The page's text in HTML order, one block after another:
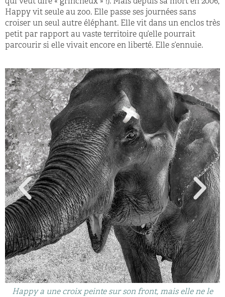
Happy vit seule au zoo. Elle passe ses journées sans
croiser un seul autre éléphant. Elle vit dans un enclos très
petit par rapport au vaste territoire qu’elle pourrait
parcourir si elle vivait encore en liberté. Elle s’ennuie.
Happy a une croix peinte sur son front, mais elle ne le